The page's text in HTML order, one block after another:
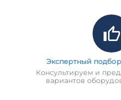
Экспертный
Консультируем и
вариантов